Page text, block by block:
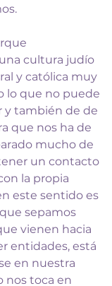
cultura judío
y católica muy
lo que no puede
y también de de
que nos ha de
mucho de
un contacto
la propia
este sentido es
sepamos
vienen hacia
entidades, está
en nuestra
nos toca en